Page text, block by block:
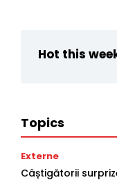
Hot this
Topics
Externe
Câștigătorii